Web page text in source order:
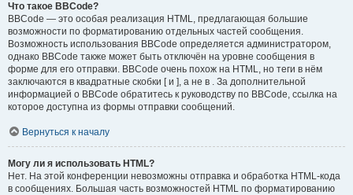
Что такое BBCode?
BBCode — это особая реализация HTML, предлагающая большие
возможности по форматированию отдельных частей сообщения.
Возможность использования BBCode определяется администратором,
однако BBCode также может быть отключён на уровне сообщения в
форме для его отправки. BBCode очень похож на HTML, но теги в нём
заключаются в квадратные скобки [ и ], а не в . За дополнительной
информацией о BBCode обратитесь к руководству по BBCode, ссылка на
которое доступна из формы отправки сообщений.
Вернуться к началу
Могу ли я использовать HTML?
Нет. На этой конференции невозможны отправка и обработка HTML-кода
в сообщениях. Большая часть возможностей HTML по форматированию